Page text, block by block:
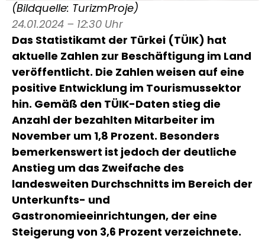
(Bildquelle: TurizmProje)
24.01.2024 – 12:30 Uhr
Das Statistikamt der Türkei (TÜIK) hat
aktuelle Zahlen zur Beschäftigung im Land
veröffentlicht. Die Zahlen weisen auf eine
positive Entwicklung im Tourismussektor
hin. Gemäß den TÜIK-Daten stieg die
Anzahl der bezahlten Mitarbeiter im
November um 1,8 Prozent. Besonders
bemerkenswert ist jedoch der deutliche
Anstieg um das Zweifache des
landesweiten Durchschnitts im Bereich der
Unterkunfts- und
Gastronomieeinrichtungen, der eine
Steigerung von 3,6 Prozent verzeichnete.